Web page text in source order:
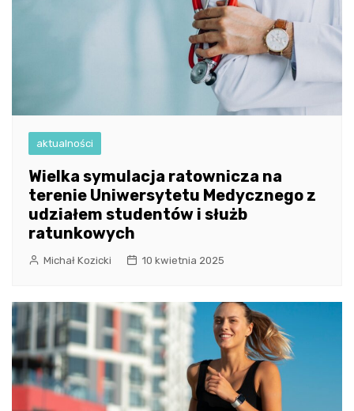
aktualności
Wielka symulacja ratownicza na
terenie Uniwersytetu Medycznego z
udziałem studentów i służb
ratunkowych
Michał Kozicki 10 kwietnia 2025